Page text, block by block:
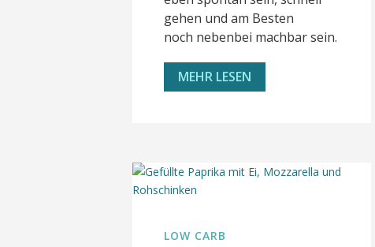
gehen und am Besten
noch nebenbei machbar sein.
MEHR LESEN
LOW CARB